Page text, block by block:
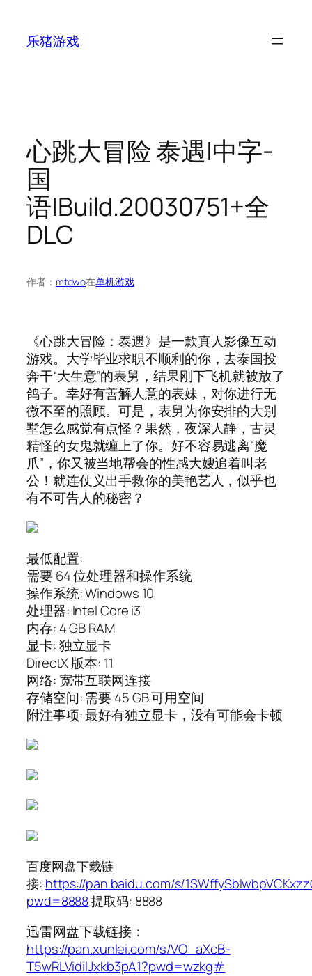
乐猪游戏
心跳大冒险 泰遇|中字-
国
语|Build.20030751+全
DLC
作者： mtdwo在单机游戏
《心跳大冒险：泰遇》是一款真人影像互动
游戏。大学毕业求职不顺利的你，去泰国投
奔干“大生意”的表舅，结果刚下飞机就被放了
鸽子。幸好有善解人意的表妹，对你进行无
微不至的照顾。可是，表舅为你安排的大别
墅怎么感觉有点怪？果然，夜深人静，古灵
精怪的女鬼就缠上了你。好不容易逃离“魔
爪”，你又被当地帮会的性感大嫂追着叫老
公！就连仗义出手救你的美艳艺人，似乎也
有不可告人的秘密？
最低配置:
需要 64 位处理器和操作系统
操作系统: Windows 10
处理器: Intel Core i3
内存: 4 GB RAM
显卡: 独立显卡
DirectX 版本: 11
网络: 宽带互联网连接
存储空间: 需要 45 GB 可用空间
附注事项: 最好有独立显卡，没有可能会卡顿
百度网盘下载链
接: https://pan.baidu.com/s/
pwd=8888提取码: 8888
迅雷网盘下载链接：
https://pan.xunlei.com/s/VO_aXcB-
T5wRLVidilJxkb3pA1?pwd=wzkg#